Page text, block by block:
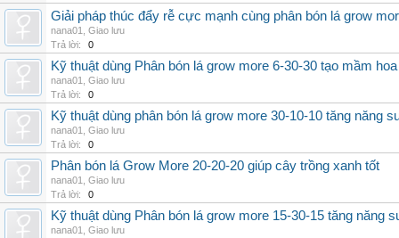
Giải pháp thúc đẩy rễ cực mạnh cùng phân bón lá grow
nana01
Giao lưu
Trả lời:
0
Kỹ thuật dùng Phân bón lá grow more 6-30-30 tạo mầm hoa
nana01
Giao lưu
Trả lời:
0
Kỹ thuật dùng phân bón lá grow more 30-10-10 tăng năng
nana01
Giao lưu
Trả lời:
0
Phân bón lá Grow More 20-20-20 giúp cây trồng xanh tốt
nana01
Giao lưu
Trả lời:
0
Kỹ thuật dùng Phân bón lá grow more 15-30-15 tăng năng
nana01
Giao lưu